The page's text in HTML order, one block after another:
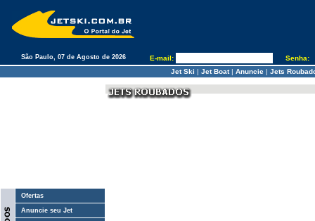
São Paulo, 07 de Agosto de 2026 E-mail:
Senha:
Jet Ski | Jet Boat| Anuncie| Jets
Ofertas
Anuncie seu Jet